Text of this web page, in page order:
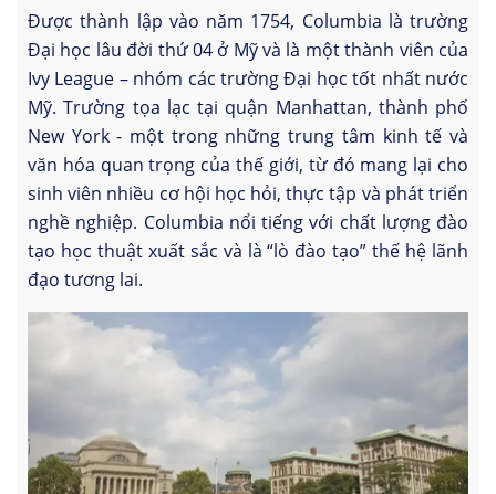
Được thành lập vào năm 1754, Columbia là trường
Đại học lâu đời thứ 04 ở Mỹ và là một thành viên của
Ivy League – nhóm các trường Đại học tốt nhất nước
Mỹ. Trường tọa lạc tại quận Manhattan, thành phố
New York - một trong những trung tâm kinh tế và
văn hóa quan trọng của thế giới, từ đó mang lại cho
sinh viên nhiều cơ hội học hỏi, thực tập và phát triển
nghề nghiệp. Columbia nổi tiếng với chất lượng đào
tạo học thuật xuất sắc và là “lò đào tạo” thế hệ lãnh
đạo tương lai.